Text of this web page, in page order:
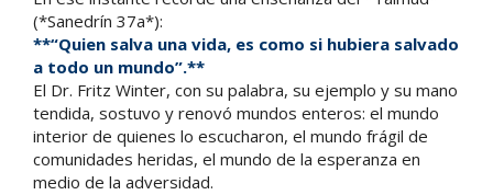
(*Sanedrín 37a*):
**“Quien salva una vida, es como si hubiera salvado
a todo un mundo”.**
El Dr. Fritz Winter, con su palabra, su ejemplo y su mano
tendida, sostuvo y renovó mundos enteros: el mundo
interior de quienes lo escucharon, el mundo frágil de
comunidades heridas, el mundo de la esperanza en
medio de la adversidad.